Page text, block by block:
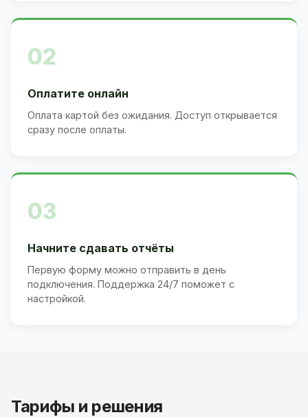
02
Оплатите онлайн
Оплата картой без ожидания. Доступ открывается
сразу после оплаты.
03
Начните сдавать отчёты
Первую форму можно отправить в день
подключения. Поддержка 24/7 поможет с
настройкой.
Тарифы и решения